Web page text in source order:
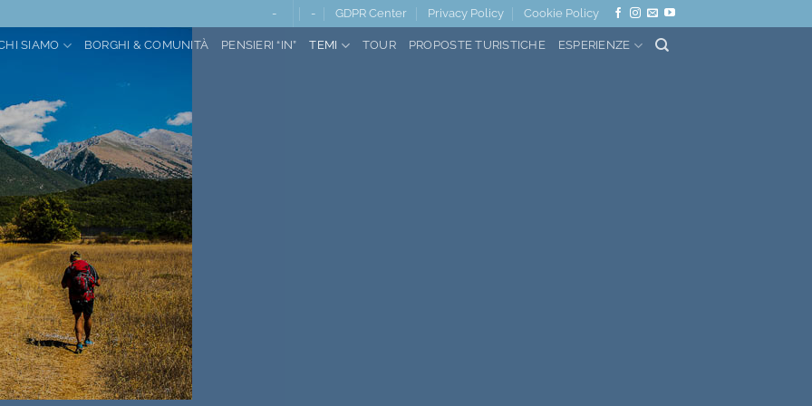
- - GDPR Center Privacy Policy Cookie Policy
SIAMO BORGHI & COMUNITÀ PENSIERI “IN” TEMI TOUR PROPOSTE TURISTICHE ESPERIENZE